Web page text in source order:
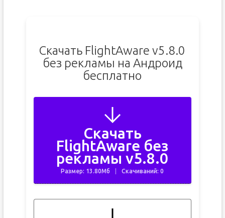
Скачать FlightAware v5.8.0
без рекламы на Андроид
бесплатно
Скачать
FlightAware без
рекламы v5.8.0
Размер: 13.80Мб Скачиваний: 0